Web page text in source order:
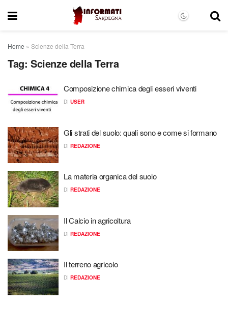
Home » Scienze della Terra
Tag: Scienze della Terra
Composizione chimica degli esseri viventi
DI USER
Gli strati del suolo: quali sono e come si formano
DI REDAZIONE
La materia organica del suolo
DI REDAZIONE
Il Calcio in agricoltura
DI REDAZIONE
Il terreno agricolo
DI REDAZIONE